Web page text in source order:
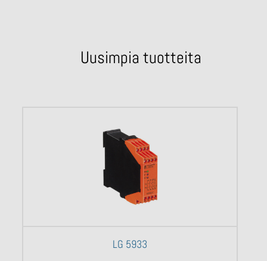
Uusimpia tuotteita
LG 5933